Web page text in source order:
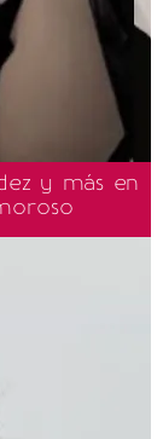
y más en